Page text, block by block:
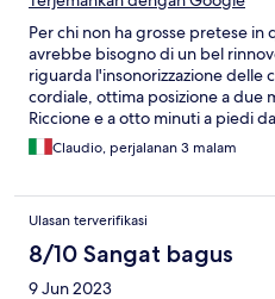
Per chi non ha grosse pretese
avrebbe bisogno di un bel
riguarda l'insonorizzazione delle
cordiale, ottima posizione a due
Riccione e a otto minuti a piedi
spiaggia. Parcheggio disponibile
richiesta ma volendo ci sono i
Claudio, perjalanan 3 malam
Ulasan terverifikasi
8/10 Sangat bagus
9 Jun 2023